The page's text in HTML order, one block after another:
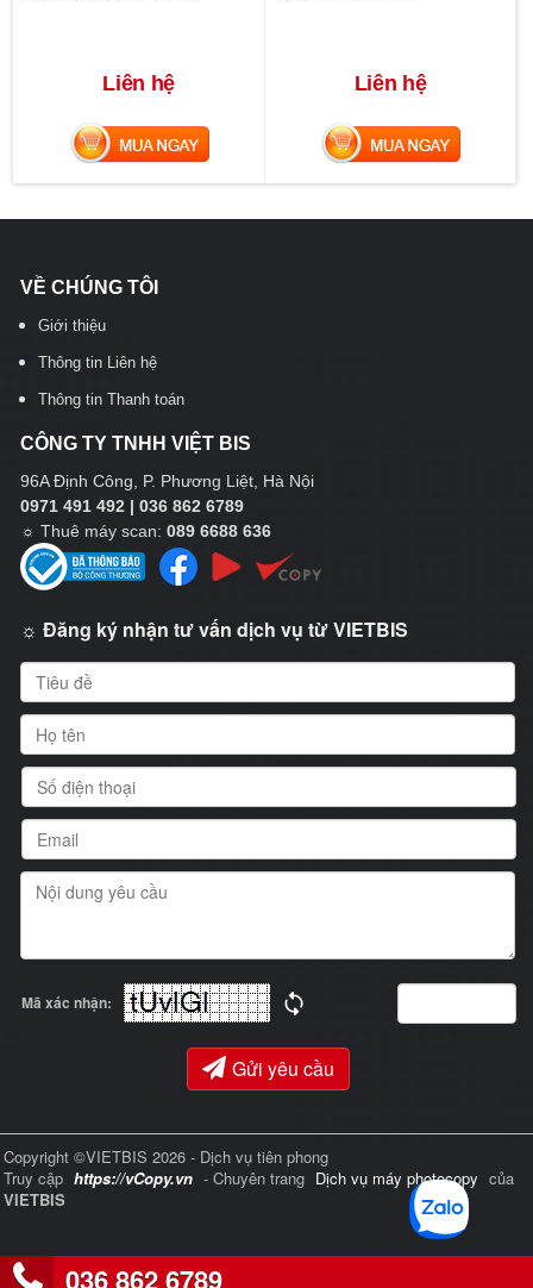
036 862 6789
Liên hệ
MUA NGAY
Liên hệ
MUA NGAY
VỀ CHÚNG TÔI
Giới thiệu
Thông tin Liên hệ
Thông tin Thanh toán
CÔNG TY TNHH VIỆT BIS
96A Định Công, P. Phương Liệt, Hà Nội
0971 491 492 | 036 862 6789
☼ Thuê máy scan: 089 6688 636
☼ Đăng ký nhận tư vấn dịch vụ từ VIETBIS
Mã xác nhận:
Gửi yêu cầu
Copyright ©VIETBIS 2026 - Dịch vụ tiên phong
Truy cập https://vCopy.vn - Chuyên trang Dịch vụ máy photocopy của
VIETBIS